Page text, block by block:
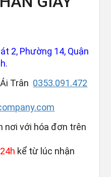
2, Phường 14, Quận
Trân 0353.091.472
nơi với hóa đơn trên
24h kể từ lúc nhận